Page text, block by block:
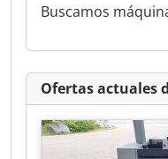
Buscamos
Ofertas actuales